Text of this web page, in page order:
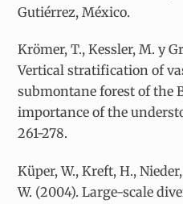
Gutiérrez, México.
Krömer, T., Kessler, M. y
Vertical stratification of
submontane forest of the
importance of the
261-278.
Küper, W., Kreft, H.,
W. (2004). Large-scale